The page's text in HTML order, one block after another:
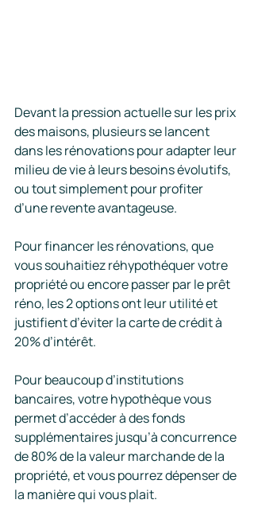
Devant la pression actuelle sur les prix
des maisons, plusieurs se lancent
dans les rénovations pour adapter leur
milieu de vie à leurs besoins évolutifs,
ou tout simplement pour profiter
d’une revente avantageuse.
Pour financer les rénovations, que
vous souhaitiez réhypothéquer votre
propriété ou encore passer par le prêt
réno, les 2 options ont leur utilité et
justifient d’éviter la carte de crédit à
20% d’intérêt.
Pour beaucoup d’institutions
bancaires, votre hypothèque vous
permet d’accéder à des fonds
supplémentaires jusqu’à concurrence
de 80% de la valeur marchande de la
propriété, et vous pourrez dépenser de
la manière qui vous plait.